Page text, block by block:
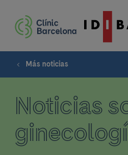
Más noticias
Noticias